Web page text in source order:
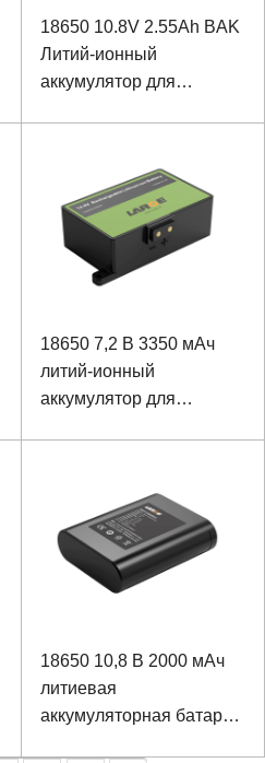
18650 10.8V 2.55Ah BAK
Литий-ионный
аккумулятор для
18650 7,2 В 3350 мАч
литий-ионный
аккумулятор для
18650 10,8 В 2000 мАч
литиевая
аккумуляторная батарея